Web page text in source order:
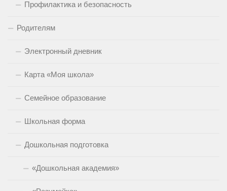
Профилактика и безопасность
Родителям
Электронный дневник
Карта «Моя школа»
Семейное образование
Школьная форма
Дошкольная подготовка
«Дошкольная академия»